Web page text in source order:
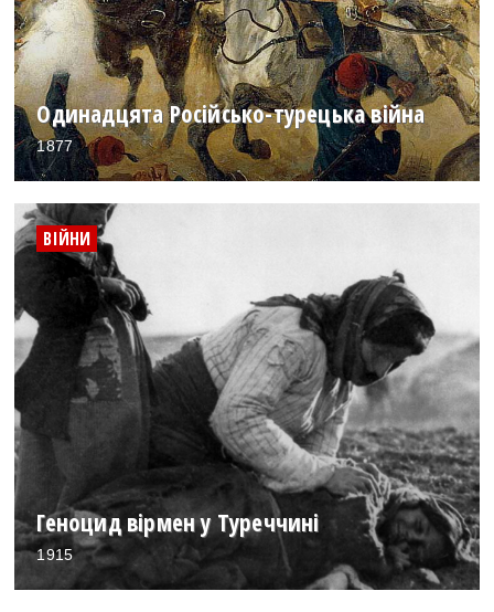
Одинадцята Російсько-турецька війна
1877
ВІЙНИ
Геноцид вірмен у Туреччині
1915